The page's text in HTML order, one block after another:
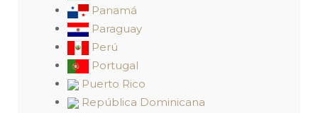
Panamá
Paraguay
Perú
Portugal
Puerto Rico
República Dominicana